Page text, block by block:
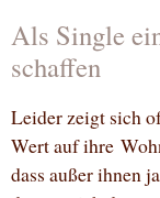
Als Single
schaffen
Leider zeigt sich
Wert auf ihre
dass außer ihnen